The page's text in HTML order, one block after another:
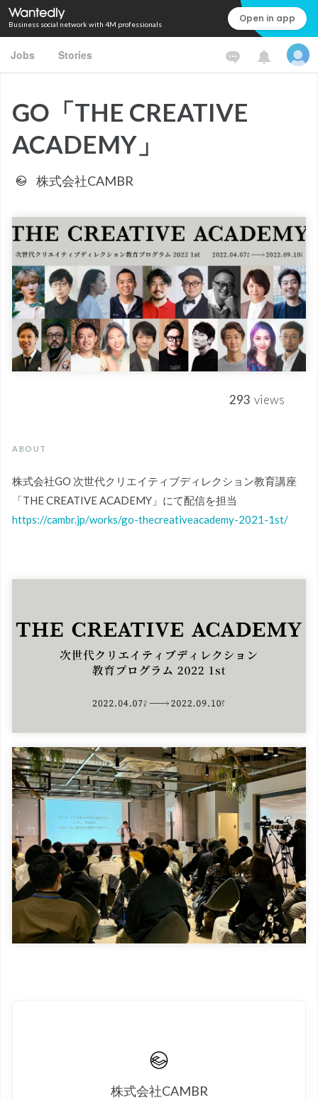
Business social network with 4M professionals Open in app
Jobs Stories
GO「THE CREATIVE
ACADEMY」
株式会社CAMBR
293 views
ABOUT
株式会社GO 次世代クリエイティブディレクション教育講座
「THE CREATIVE ACADEMY」にて配信を担当
https://cambr.jp/works/go-thecreativeacademy-2021-1st/
株式会社CAMBR